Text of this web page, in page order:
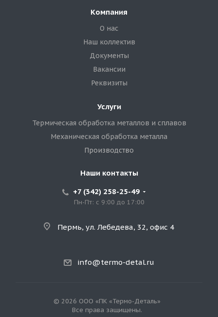
Компания
О нас
Наш коллектив
Документы
Вакансии
Реквизиты
Услуги
Термическая обработка металлов и сплавов
Механическая обработка металла
Производство
Наши контакты
+7 (342) 258-25-49
Пн-Пт: с 9:00 до 17:00
Пермь, ул. Лебедева, 32, офис 4
info@termo-detal.ru
© 2026 ООО «ПК «Термо-Деталь»
Все права защищены.